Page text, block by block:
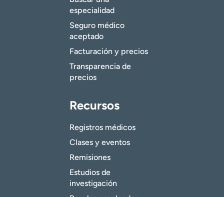
especialidad
Seguro médico
aceptado
Facturación y precios
Transparencia de
precios
Recursos
Registros médicos
Clases y eventos
Remisiones
Estudios de
investigación